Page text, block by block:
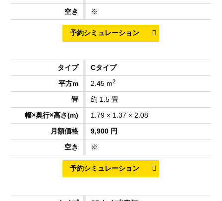
※
Cタイプ
2.45 m2
約 1.5 畳
1.79 × 1.37 × 2.08
9,900 円
※